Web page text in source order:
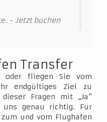
- Jetzt buchen
Transfer
oder fliegen Sie vom
endgültiges Ziel zu
Fragen mit „Ja“
genau richtig. Für
und vom Flughafen